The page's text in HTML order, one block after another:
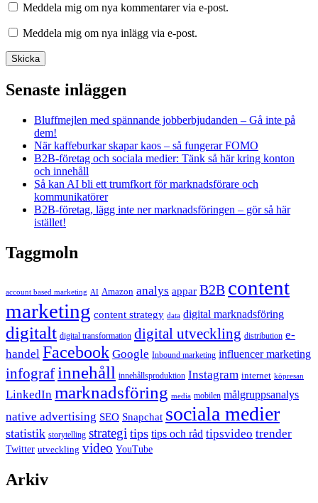
Meddela mig om nya kommentarer via e-post.
Meddela mig om nya inlägg via e-post.
Senaste inläggen
Bluffmejlen med spännande jobberbjudanden – Gå inte på
dem!
När kaffeburkar skapar kaos – så fungerar FOMO
B2B-företag och sociala medier: Tänk så här kring konton
och innehåll
Så kan AI bli ett trumfkort för marknadsförare och
kommunikatörer
B2B-företag, lägg inte ner marknadsföringen – gör så här
istället!
Taggmoln
account based marketing AI Amazon analys appar B2B content
marketing content strategy data digital marknadsföring
digitalt digital transformation digital utveckling distribution e-
handel Facebook Google Inbound marketing influencer marketing
infograf innehåll innehållsproduktion Instagram internet köpresan
LinkedIn marknadsföring media mobilen målgruppsanalys
native advertising SEO Snapchat sociala medier
statistik storytelling strategi tips tips och råd tipsvideo trender
Twitter utveckling video YouTube
Arkiv